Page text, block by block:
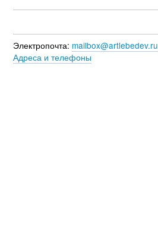
Электропочта: mailbox@artlebedev.ru
Адреса и телефоны